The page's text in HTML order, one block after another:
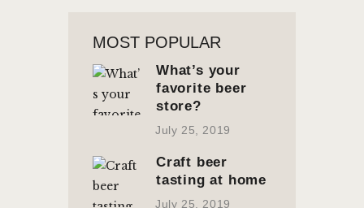
MOST POPULAR
What’s your
favorite beer
store?
July 25, 2019
Craft beer
tasting at home
July 25, 2019